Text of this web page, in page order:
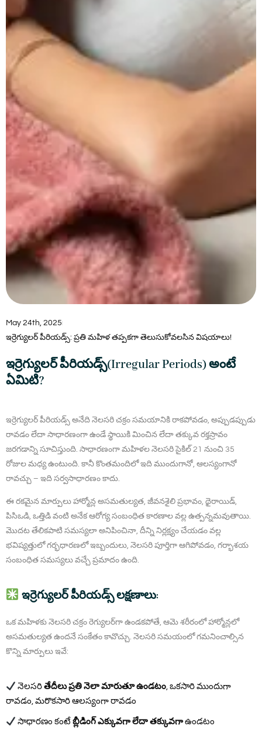
May 24th, 2025
ఇర్రెగ్యులర్‌ పీరియడ్స్‌: ప్రతి మహిళ తప్పకగా తెలుసుకోవలసిన విషయాలు!
ఇర్రెగ్యులర్‌ పీరియడ్స్‌(Irregular Periods) అంటే
ఏమిటి?
ఇర్రెగ్యులర్ పీరియడ్స్ అనేది నెలసరి చక్రం సమయానికి రాకపోవడం, అప్పుడప్పుడు
రావడం లేదా సాధారణంగా ఉండే స్థాయికి మించిన లేదా తక్కువ రక్తస్రావం
జరగడాన్ని సూచిస్తుంది. సాధారణంగా మహిళల నెలసరి సైకిల్ 21 నుంచి 35
రోజుల మధ్య ఉంటుంది. కానీ కొంతమందిలో ఇది ముందుగానో, ఆలస్యంగానో
రావచ్చు – ఇది సర్వసాధారణం కాదు.
ఈ రకమైన మార్పులు హార్మోన్ల అసమతుల్యత, జీవనశైలి ప్రభావం, థైరాయిడ్,
పిసిఒడి, ఒత్తిడి వంటి అనేక ఆరోగ్య సంబంధిత కారణాల వల్ల ఉత్పన్నమవుతాయి.
మొదట తేలికపాటి సమస్యలా అనిపించినా, దీన్ని నిర్లక్ష్యం చేయడం వల్ల
భవిష్యత్తులో గర్భధారణలో ఇబ్బందులు, నెలసరి పూర్తిగా ఆగిపోవడం, గర్భాశయ
సంబంధిత సమస్యలు వచ్చే ప్రమాదం ఉంది.
ఇర్రెగ్యులర్ పీరియడ్స్ లక్షణాలు:
ఒక మహిళకు నెలసరి చక్రం రెగ్యులర్‌గా ఉండకపోతే, ఆమె శరీరంలో హార్మోన్లలో
అసమతుల్యత ఉందనే సంకేతం కావొచ్చు. నెలసరి సమయంలో గమనించాల్సిన
కొన్ని మార్పులు ఇవే:
నెలసరితేదీలు ప్రతి నెలా మారుతూ ఉండటం, ఒకసారి ముందుగా
రావడం, మరొకసారి ఆలస్యంగా రావడం
సాధారణం కంటేబ్లీడింగ్ ఎక్కువగా లేదా తక్కువగాఉండటం